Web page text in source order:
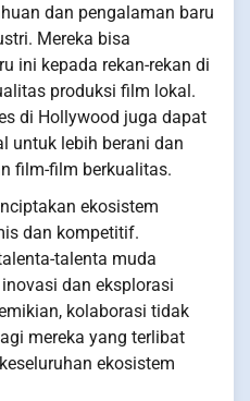
dan pengalaman baru
Mereka bisa
ini kepada rekan-rekan di
produksi film lokal.
di Hollywood juga dapat
untuk lebih berani dan
film-film berkualitas.
ekosistem
dan kompetitif.
talenta muda
dan eksplorasi
kolaborasi tidak
mereka yang terlibat
ekosistem